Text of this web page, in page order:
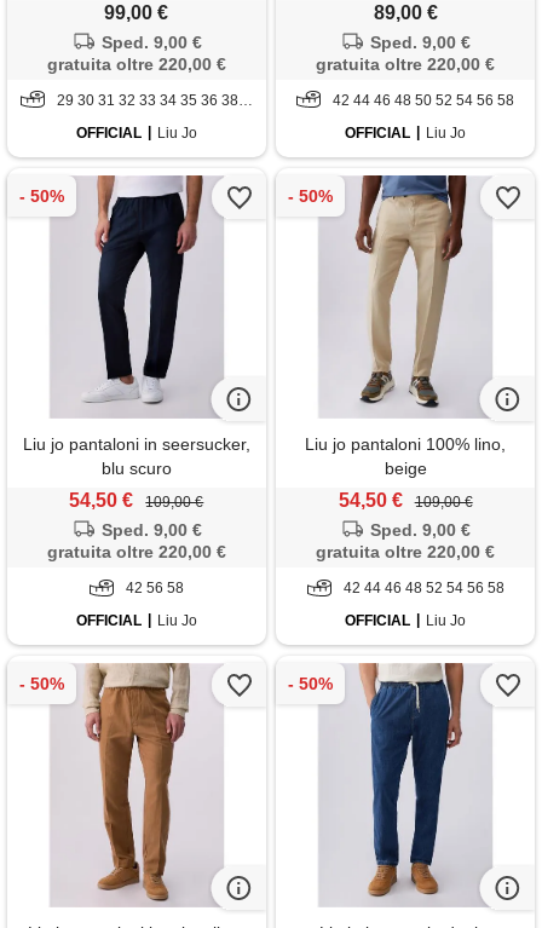
99,00 €
Sped. 9,00 €
gratuita oltre 220,00 €
29 30 31 32 33 34 35 36 38 40
OFFICIAL
Liu Jo
89,00 €
Sped. 9,00 €
gratuita oltre 220,00 €
42 44 46 48 50 52 54 56 58
OFFICIAL
Liu Jo
Liu jo pantaloni in seersucker,
blu scuro
54,50 € 109,00 €
Sped. 9,00 €
gratuita oltre 220,00 €
42 56 58
OFFICIAL
Liu Jo
Liu jo pantaloni 100% lino,
beige
54,50 € 109,00 €
Sped. 9,00 €
gratuita oltre 220,00 €
42 44 46 48 52 54 56 58
OFFICIAL
Liu Jo